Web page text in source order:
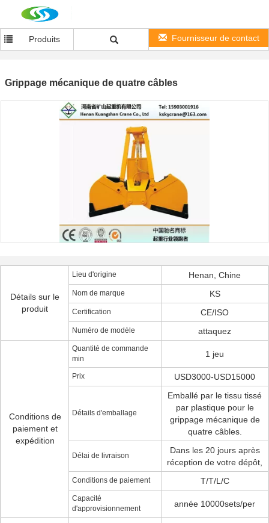
Produits Fournisseur de contact
Grippage mécanique de quatre câbles
Détails sur le
produit
Lieu d'origine Henan, Chine
Nom de marque KS
Certification CE/ISO
Numéro de modèle attaquez
Conditions de
paiement et
expédition
Quantité de commande
min
1 jeu
Prix USD3000-USD15000
Détails d'emballage
Emballé par le tissu tissé
par plastique pour le
grippage mécanique de
quatre câbles.
Délai de livraison
Dans les 20 jours après
réception de votre dépôt,
Conditions de paiement T/T/L/C
Capacité
d'approvisionnement
année 10000sets/per